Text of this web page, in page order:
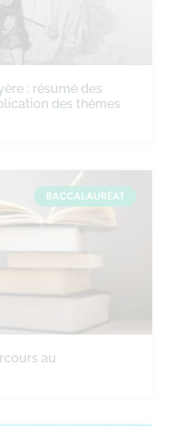
: résumé des
des thèmes
BACCALAURÉAT
au